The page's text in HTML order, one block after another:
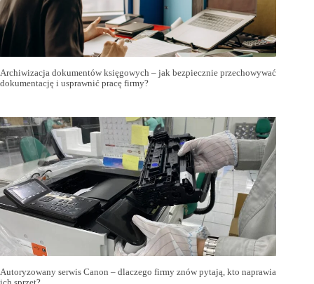
Archiwizacja dokumentów księgowych – jak bezpiecznie przechowywać
dokumentację i usprawnić pracę firmy?
Autoryzowany serwis Canon – dlaczego firmy znów pytają, kto naprawia